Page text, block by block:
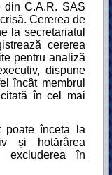
C.A.R. SAS
Cererea de
la secretariatul
cererea
pentru analiză
dispune
încât membrul
în cel mai
înceta la
și hotărârea
excluderea în